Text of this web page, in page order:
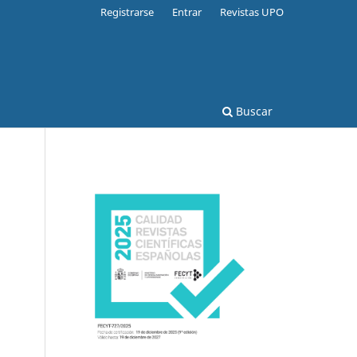
Buscar
Registrarse Entrar Revistas UPO